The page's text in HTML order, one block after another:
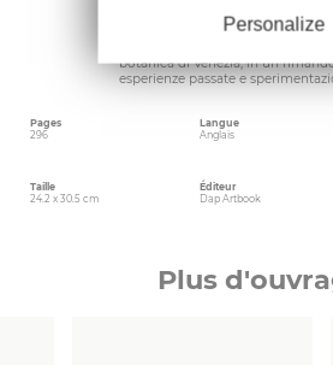
A chiusura del volume, Bay firma
cui immagina e propone dieci
botanica di Venezia, in un
esperienze passate e
Pages
296
Langue
Anglais
Taille
24.2 x 30.5 cm
Éditeur
Dap Artbook
Plus
Personalize